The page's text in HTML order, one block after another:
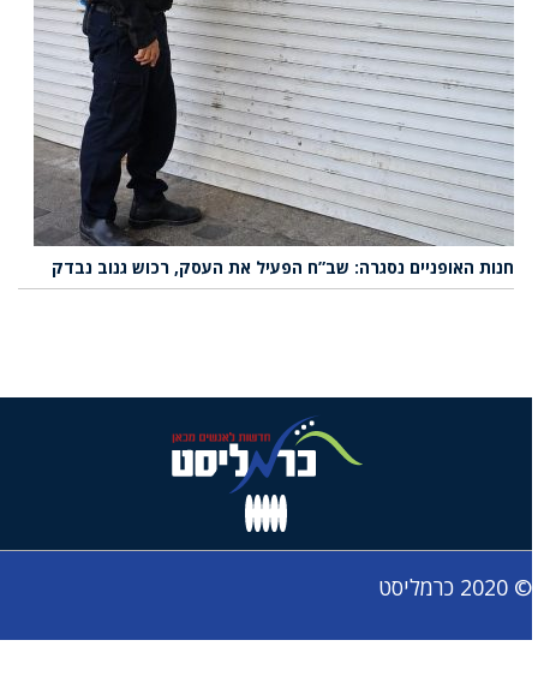
חנות האופניים נסגרה: שב”ח הפעיל את העסק, רכוש גנוב נבדק
© 2020 כרמליסט